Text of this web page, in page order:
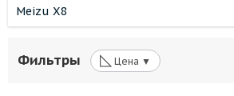
Meizu X8
Фильтры ◺ Цена ▼